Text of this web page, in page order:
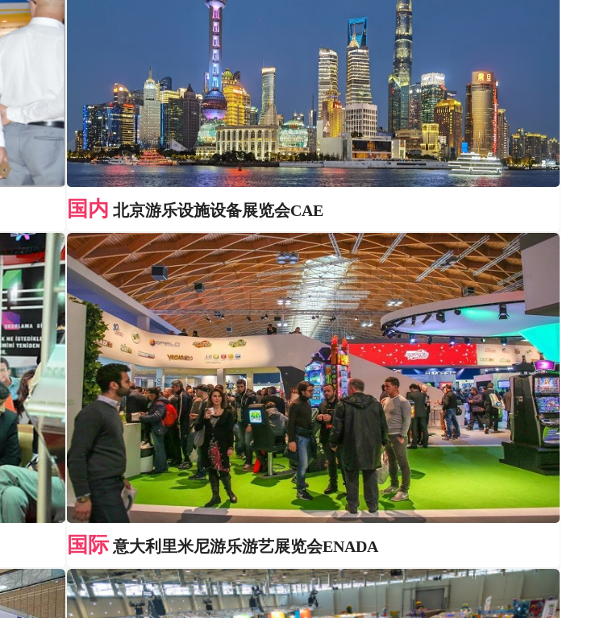
国内 北京游乐设施设备展览会CAE
国际 意大利里米尼游乐游艺展览会ENADA